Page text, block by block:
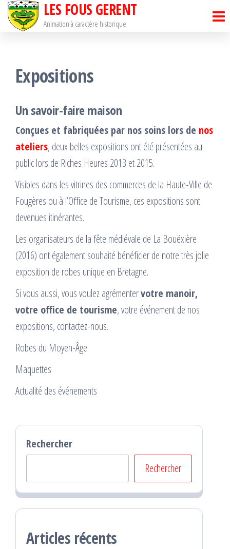
Passer
LES FOUS GERENT
Animation à caractère historique
Expositions
Un savoir-faire maison
Conçues et fabriquées par nos soins lors de nos
ateliers, deux belles expositions ont été présentées au
public lors de Riches Heures 2013 et 2015.
Visibles dans les vitrines des commerces de la Haute-Ville de
Fougères ou à l’Office de Tourisme, ces expositions sont
devenues itinérantes.
Les organisateurs de la fête médiévale de La Bouëxière
(2016) ont également souhaité bénéficier de notre très jolie
exposition de robes unique en Bretagne.
Si vous aussi, vous voulez agrémentervotre manoir,
votre office de tourisme, votre événement de nos
expositions, contactez-nous.
Robes du Moyen-Âge
Maquettes
Actualité des événements
Rechercher
Rechercher
Articles récents